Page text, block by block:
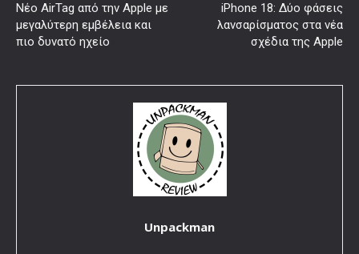
Νέο AirTag από την Apple με
μεγαλύτερη εμβέλεια και
πιο δυνατό ηχείο
iPhone 18: Δύο φάσεις
λανσαρίσματος στα νέα
σχέδια της Apple
Unpackman